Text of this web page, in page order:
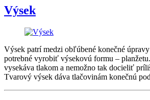
Výsek
Výsek patrí medzi obľúbené konečné
potrebné vyrobiť výsekovú formu –
vysekáva tlakom a nemožno tak docieliť
Tvarový výsek dáva tlačovinám konečnú